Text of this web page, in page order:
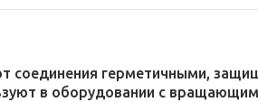
соединения герметичными,
в оборудовании с